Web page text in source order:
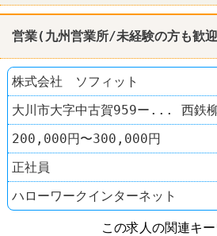
営業(九州営業所/未経験の方も歓
株式会社 ソフィット
大川市大字中古賀959ー... 西鉄
200,000円〜300,000円
正社員
ハローワークインターネット
この求人の関連キ